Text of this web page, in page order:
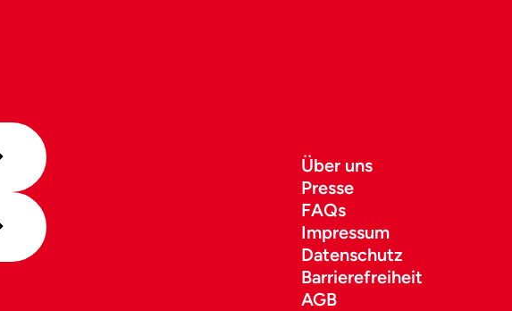
Über uns
Presse
FAQs
Impressum
Datenschutz
Barrierefreiheit
AGB